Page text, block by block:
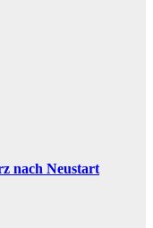
nach Neustart